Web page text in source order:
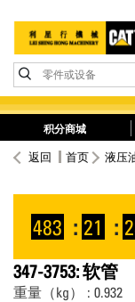
零件或设备
积分商城
返回 首页 液压
483 : 21 :
347-3753: 软管
重量（kg） : 0.932